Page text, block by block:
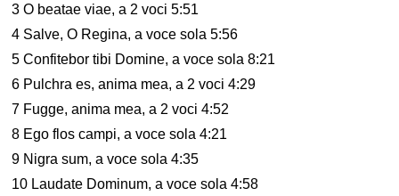
3 O beatae viae, a 2 voci 5:51
4 Salve, O Regina, a voce sola 5:56
5 Confitebor tibi Domine, a voce sola 8:21
6 Pulchra es, anima mea, a 2 voci 4:29
7 Fugge, anima mea, a 2 voci 4:52
8 Ego flos campi, a voce sola 4:21
9 Nigra sum, a voce sola 4:35
10 Laudate Dominum, a voce sola 4:58